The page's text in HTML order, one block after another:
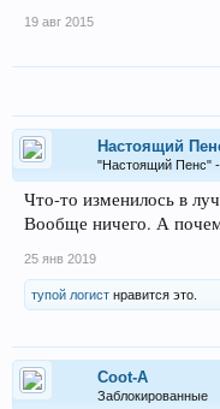
19 авг 2015
Настоящий
"Настоящий Пенс" -
Что-то изменилось в
Вообще ничего. А
25 янв 2019
тупой логист нравится это.
Coot-A
Заблокированные